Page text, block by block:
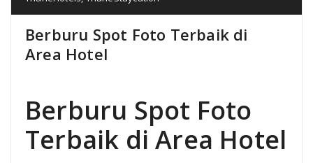
Berburu Spot Foto Terbaik di
Area Hotel
Berburu Spot Foto
Terbaik di Area Hotel